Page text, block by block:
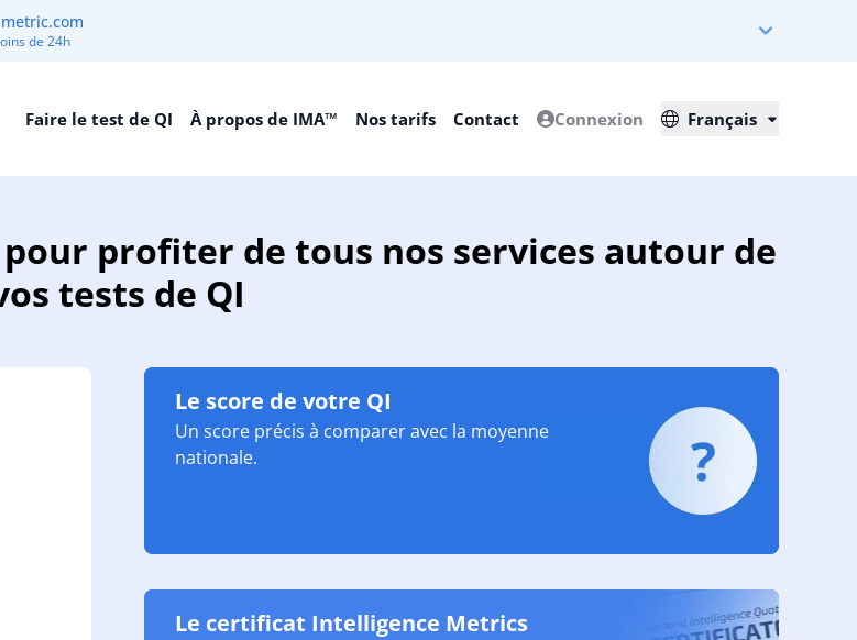
de 24h
Faire le test de QI À propos de IMA™ Nos tarifs Contact Connexion Français
profiter de tous nos services autour de
tests de QI
Le score de votre QI
Un score précis à comparer avec la moyenne
nationale.
Le certificat Intelligence Metrics